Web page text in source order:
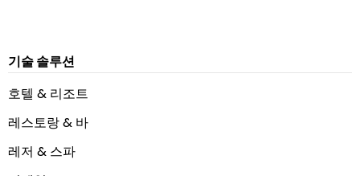
기술 솔루션
호텔 & 리조트
레스토랑 & 바
레저 & 스파